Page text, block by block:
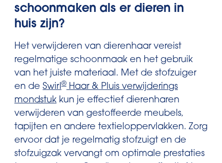
schoonmaken als er dieren in
huis zijn?
Het verwijderen van dierenhaar vereist
regelmatige schoonmaak en het gebruik
van het juiste materiaal. Met de stofzuiger
en de Swirl® Haar & Pluis verwijderings
mondstuk kun je effectief dierenharen
verwijderen van gestoffeerde meubels,
tapijten en andere textieloppervlakken. Zorg
ervoor dat je regelmatig stofzuigt en de
stofzuigzak vervangt om optimale prestaties